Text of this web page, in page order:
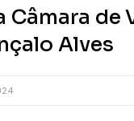
Câmara de
Alves